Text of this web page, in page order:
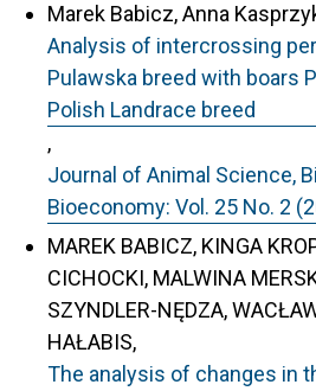
Marek Babicz, Anna
Analysis of intercrossing
Pulawska breed with boars
Polish Landrace breed
,
Journal of Animal Science,
Bioeconomy: Vol. 25 No. 2
MAREK BABICZ, KINGA
CICHOCKI, MALWINA
SZYNDLER-NĘDZA,
HAŁABIS,
The analysis of changes in